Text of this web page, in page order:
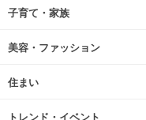
子育て・家族
美容・ファッション
住まい
トレンド・イベント